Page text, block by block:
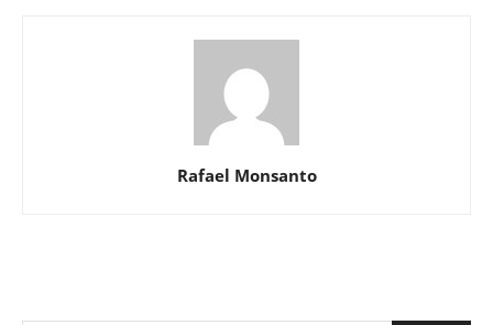
Rafael Monsanto